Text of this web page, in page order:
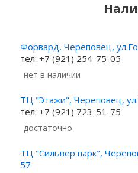
Форвард, Череповец,
тел: +7 (921) 254-75-05
Нет в наличии
ТЦ "Этажи", Череповец,
тел: +7 (921) 723-51-75
Достаточно
ТЦ "Сильвер парк",
57